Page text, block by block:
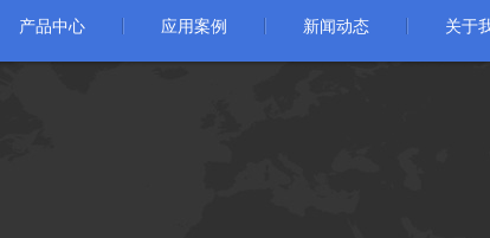
产品中心 应用案例 新闻动态 关于